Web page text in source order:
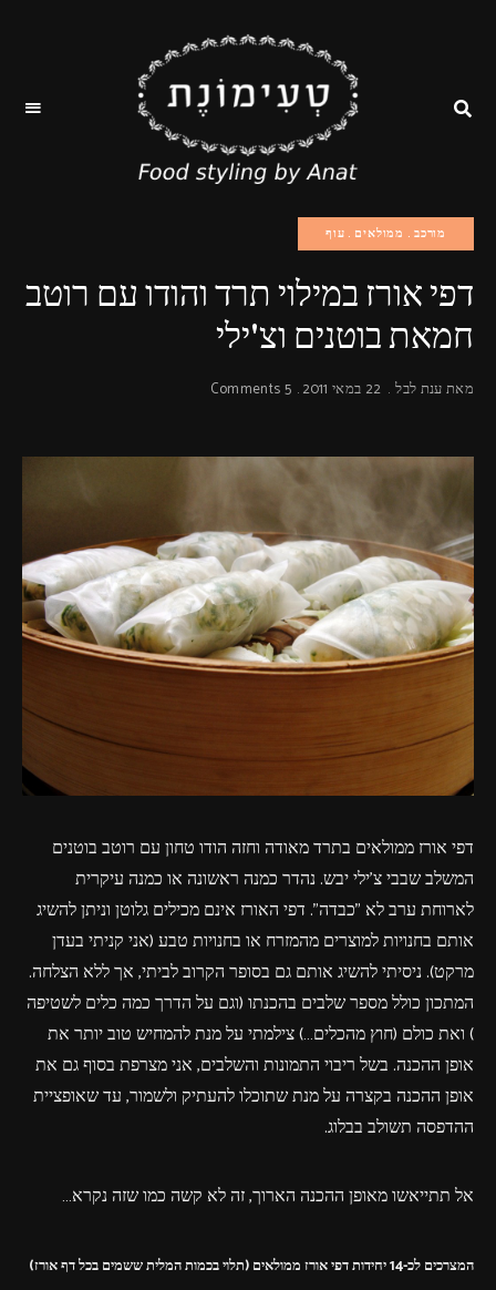
טעימונת
סטייליסטית
מזון
כעשור,
לצילום
ומתכונאית.
כוללת
פוד
לצילומי
אריזה,
פרסומות,
דיגיטלית
ועוד.
מורכב ממולאים עוף
דפי אורז במילוי תרד והודו עם רוטב
חמאת בוטנים וצ'ילי
מאתענת לבל 22 במאי 2011 5 Comments
דפי אורז ממולאים בתרד מאודה וחזה הודו טחון עם רוטב בוטנים
המשלב שבבי צ'ילי יבש. נהדר כמנה ראשונה או כמנה עיקרית
לארוחת ערב לא "כבדה". דפי האורז אינם מכילים גלוטן וניתן להשיג
אותם בחנויות למוצרים מהמזרח או בחנויות טבע (אני קניתי בעדן
מרקט). ניסיתי להשיג אותם גם בסופר הקרוב לביתי, אך ללא הצלחה.
המתכון כולל מספר שלבים בהכנתו (וגם על הדרך כמה כלים לשטיפה
) ואת כולם (חוץ מהכלים…) צילמתי על מנת להמחיש טוב יותר את
אופן ההכנה. בשל ריבוי התמונות והשלבים, אני מצרפת בסוף גם את
אופן ההכנה בקצרה על מנת שתוכלו להעתיק ולשמור, עד שאופציית
ההדפסה תשולב בבלוג.
אל תתייאשו מאופן ההכנה הארוך, זה לא קשה כמו שזה נקרא…
המצרכים לכ-14 יחידות דפי אורז ממולאים (תלוי בכמות המלית ששמים בכל דף אורז)